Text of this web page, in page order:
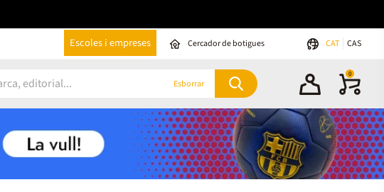
Escoles i empreses Cercador de botigues CAT CAS
Esborrar
0